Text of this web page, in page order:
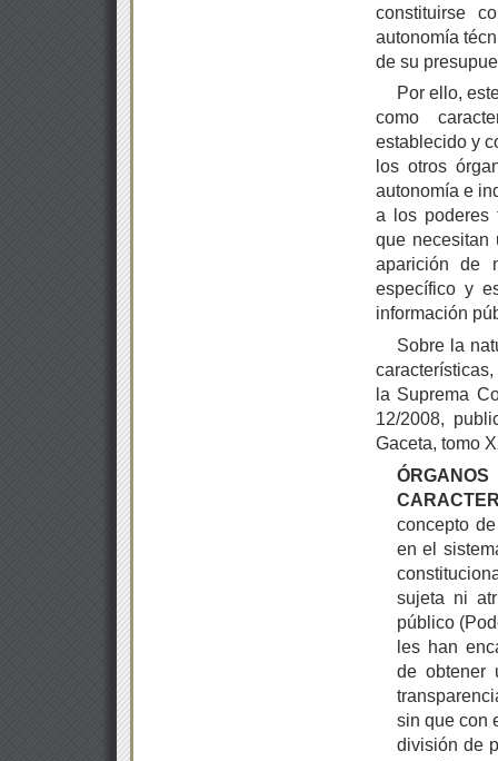
constituirse
autonomía
de su
Por ello,
como
establecido y
los otros
autonomía e
a los poderes
que
aparición de
específico y
información
Sobre la
la Suprema
12/2008,
Gaceta, tomo
concepto
en el
sujeta ni
público
les han
de obtener
sin que con
división de